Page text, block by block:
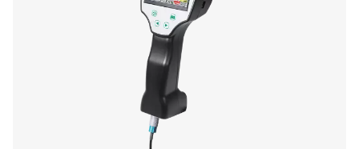
Pour en savoir plus sur nos différents appareils de
point de rosée, cliquez sur le lien ci-dessous.